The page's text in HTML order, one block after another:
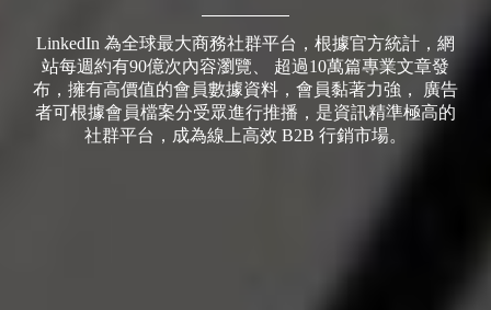
LinkedIn 為全球最大商務社群平台，根據官方統計，網
站每週約有90億次內容瀏覽、 超過10萬篇專業文章發
布，擁有高價值的會員數據資料，會員黏著力強， 廣告
者可根據會員檔案分受眾進行推播，是資訊精準極高的
社群平台，成為線上高效 B2B 行銷市場。